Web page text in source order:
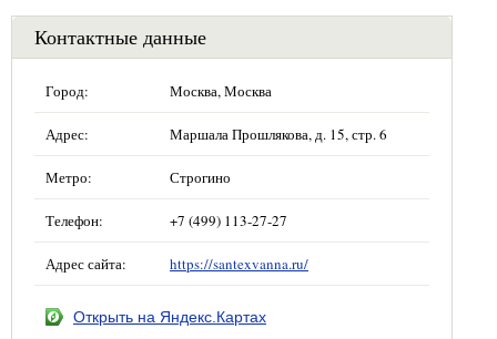
Контактные данные
Город: Москва, Москва
Адрес: Маршала Прошлякова, д. 15, стр. 6
Метро: Строгино
Телефон: +7 (499) 113-27-27
Адрес сайта: https://santexvanna.ru/
Открыть на Яндекс.Картах